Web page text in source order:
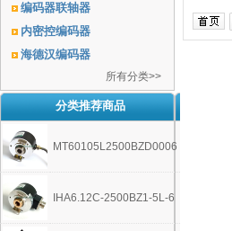
编码器联轴器
内密控编码器
海德汉编码器
所有分类>>
分类推荐商品
MT60105L2500BZD0006
IHA6.12C-2500BZ1-5L-6